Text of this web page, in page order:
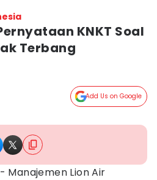
KNKT Soal
Terbang
Add Us on Google
- Manajemen Lion Air